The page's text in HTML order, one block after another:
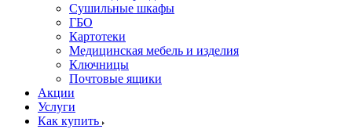
Сушильные шкафы
ГБО
Картотеки
Медицинская мебель и изделия
Ключницы
Почтовые ящики
Акции
Услуги
Как купить